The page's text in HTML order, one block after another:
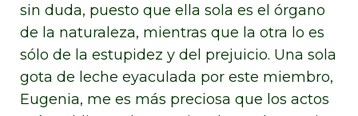
sin duda, puesto que ella sola es el órgano
de la naturaleza, mientras que la otra lo es
sólo de la estupidez y del prejuicio. Una sola
gota de leche eyaculada por este miembro,
Eugenia, me es más preciosa que los actos